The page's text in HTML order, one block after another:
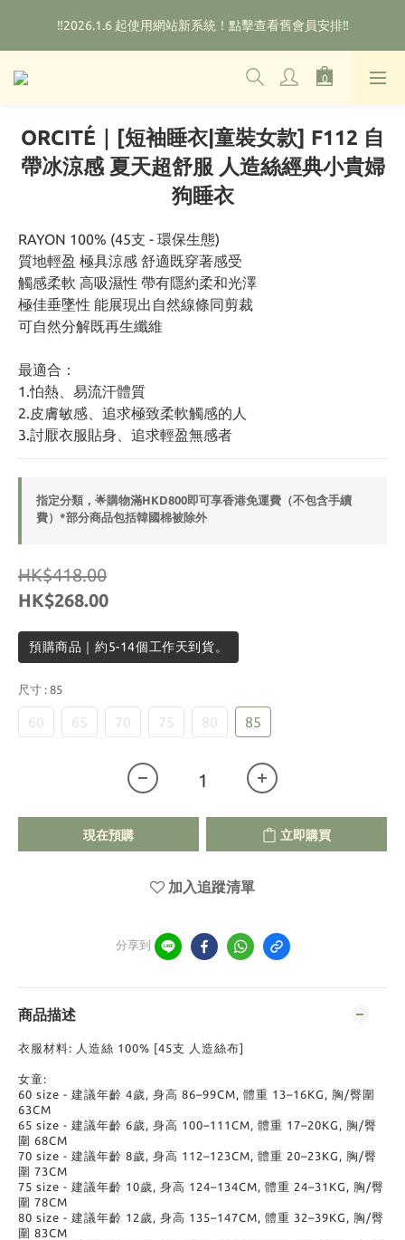
🌟購物滿HKD800即可享香港免運費（不包含手續費）*部分商品
除外
‼️2026.1.6 起使用網站新系統！點擊查看舊會員安排‼️
🌟購物滿HKD800即可享香港免運費（不包含手續費）*部分商品
ORCITÉ｜[短袖睡衣|童裝女款] F112 自
帶冰涼感 夏天超舒服 人造絲經典小貴婦
狗睡衣
RAYON 100% (45支 - 環保生態)
質地輕盈 極具涼感 舒適既穿著感受
觸感柔軟 高吸濕性 帶有隱約柔和光澤
極佳垂墜性 能展現出自然線條同剪裁
可自然分解既再生纖維
最適合：
1.怕熱、易流汗體質
2.皮膚敏感、追求極致柔軟觸感的人
3.討厭衣服貼身、追求輕盈無感者
指定分類，🌟購物滿HKD800即可享香港免運費（不包含手續
費）*部分商品包括韓國棉被除外
HK$418.00
HK$268.00
預購商品｜約5-14個工作天到貨。
尺寸 : 85
60 65 70 75 80 85
現在預購 立即購買
加入追蹤清單
分享到
商品描述
衣服材料: 人造絲 100% [45支 人造絲布]
女童:
60 size - 建議年齡 4歲, 身高 86–99CM, 體重 13–16KG, 胸/臀圍
63CM
65 size - 建議年齡 6歲, 身高 100–111CM, 體重 17–20KG, 胸/臀
圍 68CM
70 size - 建議年齡 8歲, 身高 112–123CM, 體重 20–23KG, 胸/臀
圍 73CM
75 size - 建議年齡 10歲, 身高 124–134CM, 體重 24–31KG, 胸/臀
圍 78CM
80 size - 建議年齡 12歲, 身高 135–147CM, 體重 32–39KG, 胸/臀
圍 83CM